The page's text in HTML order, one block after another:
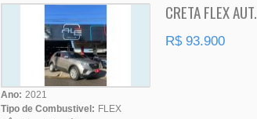
CRETA FLEX AUT.
R$ 93.900
Ano: 2021
Tipo de Combustivel: FLEX